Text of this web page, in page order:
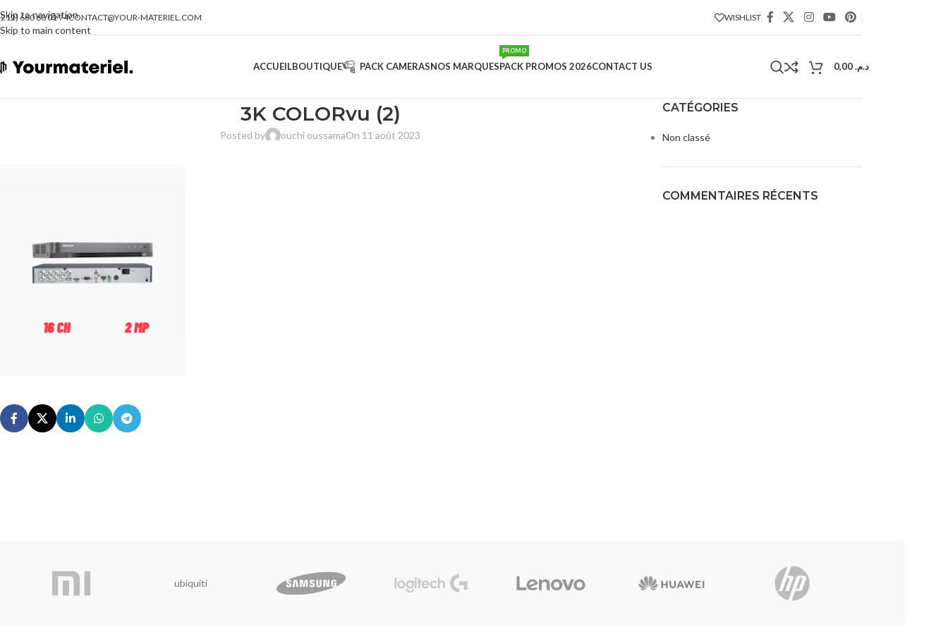
Skip to navigation
Skip to main content
660 68 01 74CONTACT@YOUR-MATERIEL.COM WISHLIST
ACCUEILBOUTIQUE PACK CAMERASNOS MARQUESPACK PROMOS 2026
PROMO
CONTACT US د.م.
3K COLORvu (2)
Posted by ouchi oussamaOn 11 août 2023
CATÉGORIES
Non classé
COMMENTAIRES RÉCENTS
ubiquiti